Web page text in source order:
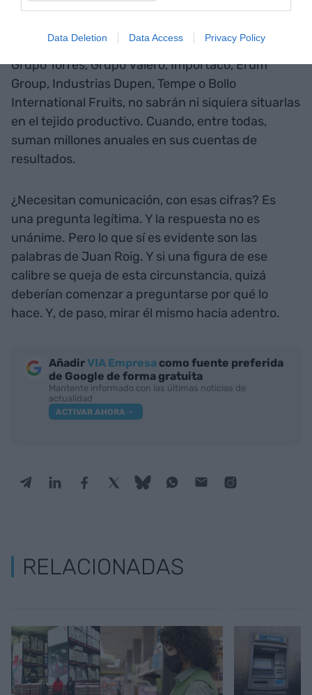
Data Deletion Data Access Privacy Policy
amigos a qué se dedican Istobal, Grupo Royo,
Grupo Torres, Grupo Valero, Importaco, Erum
Group, Industrias Dupen, Tempe o Bollo
International Fruits, no sabrán ni siquiera situarlas
en el tejido productivo. Cuando, entre todas,
suman millones anuales en sus cuentas de
resultados.
¿Necesitan comunicación, con esas cifras? Es
una pregunta legítima. Y la respuesta no es
unánime. Pero lo que sí es evidente son las
palabras de Juan Roig. Y si una figura de ese
calibre se queja de esta circunstancia, quizá
deberían comenzar a preguntarse por qué lo
hace. Y, de paso, mirar él mismo hacia adentro.
AñadirVIA Empresa como fuente preferida
de Google de forma gratuita
Mantente informado con las últimas noticias de
actualidad
ACTIVAR AHORA
RELACIONADAS